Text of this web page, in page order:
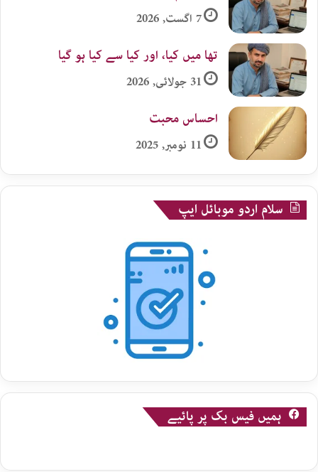
7 اگست, 2026
تھا میں کیا، اور کیا سے کیا ہو گیا
31 جولائی, 2026
احساس محبت
11 نومبر, 2025
سلام اردو موبائل ایپ
ہمیں فیس بک پر پائیے